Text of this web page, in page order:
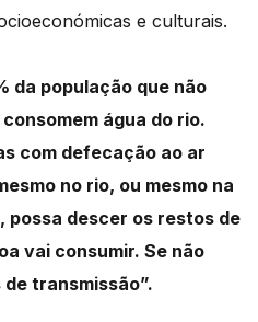
e culturais.
da população que não
água do rio.
com defecação ao ar
no rio, ou mesmo na
possa descer os restos de
vai consumir. Se não
transmissão”.